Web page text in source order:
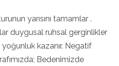
yarısını tamamlar .
duygusal ruhsal gerginlikler
kazanır. Negatif
Bedenimizde